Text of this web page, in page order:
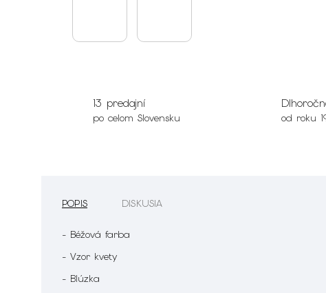
13 predajní
po celom Slovensku od roku
POPIS DISKUSIA
- Béžová farba
- Vzor kvety
- Blúzka